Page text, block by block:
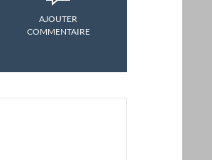
AJOUTER
COMMENTAIRE